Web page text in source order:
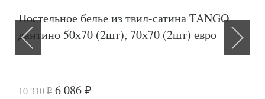
Постельное белье из твил-сатина TANGO
дантино 50х70 (2шт), 70х70 (2шт) евро
10 310₽ 6 086 ₽